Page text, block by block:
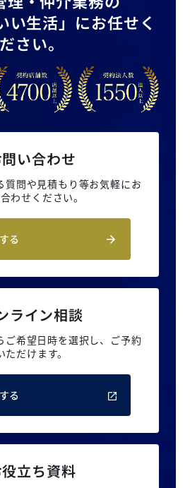
い生活」にお任せく
ださい。
い合わせ
質問や見積もり等お気軽にお
わせください。
る
ライン相談
希望日時を選択し、 ご予約
ただけます。
る
立ち資料